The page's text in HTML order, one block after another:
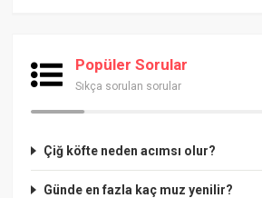
Popüler Sorular
Sıkça sorulan sorular
Çiğ köfte neden acımsı olur?
Günde en fazla kaç muz yenilir?